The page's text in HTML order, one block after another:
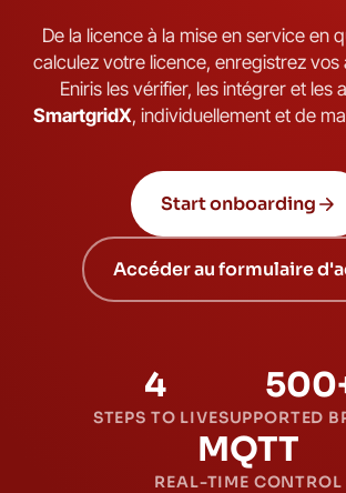
De la licence à la mise en service en
calculez votre licence, enregistrez vos
Eniris les vérifier, les intégrer et les
SmartgridX, individuellement et de
Start onboarding
Accéder au formulaire
4
STEPS TO LIVESUPPORTED
MQTT
REAL-TIME CONTROL